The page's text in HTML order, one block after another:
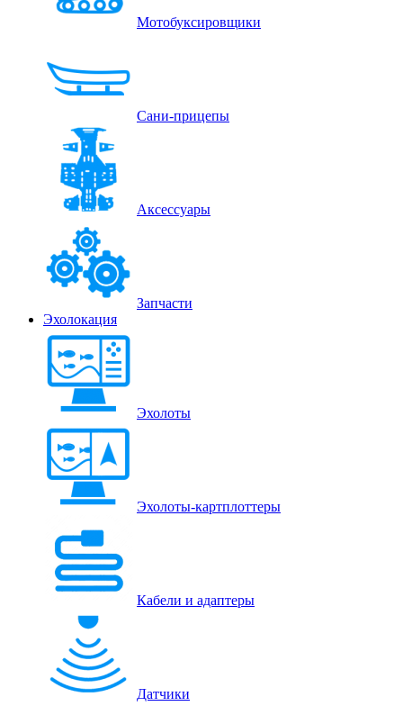
Мотобуксировщики
Сани-прицепы
Аксессуары
Запчасти
Эхолокация
Эхолоты
Эхолоты-картплоттеры
Кабели и адаптеры
Датчики